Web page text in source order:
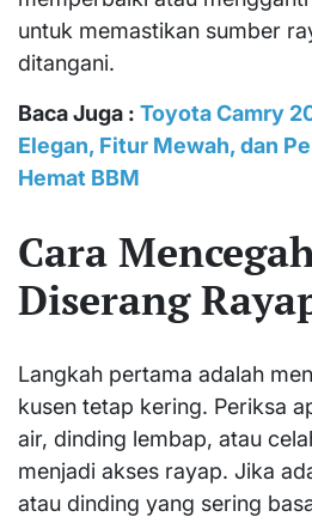
untuk memastikan sumber
ditangani.
Baca Juga : Toyota Camry
Elegan, Fitur Mewah, dan
Hemat BBM
Cara
Diserang
Langkah pertama adalah
kusen tetap kering. Periksa
air, dinding lembap, atau
menjadi akses rayap. Jika
atau dinding yang sering